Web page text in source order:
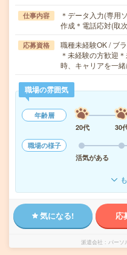
仕事内容
＊データ入力(専用
作成＊電話応対(取
応募資格
職種未経験OK / ブ
＊未経験の方歓迎
時、キャリアを一
職場の雰囲気
年齢層
20代
30
職場の様子
活気がある
気になる! 応
派遣会社 パーソ